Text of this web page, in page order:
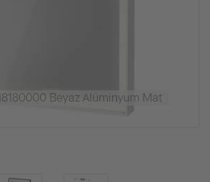
Beyaz Alüminyum Mat